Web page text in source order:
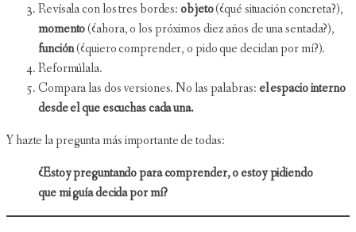
Revísala con los tres bordes:objeto(¿qué situación concreta?),
momento(¿ahora, o los próximos diez años de una sentada?),
función(¿quiero comprender, o pido que decidan por mí?).
Reformúlala.
Compara las dos versiones. No las palabras:el espacio interno
desde el que escuchas cada una.
Y hazte la pregunta más importante de todas:
¿Estoy preguntando para comprender, o estoy pidiendo
que mi guía decida por mí?